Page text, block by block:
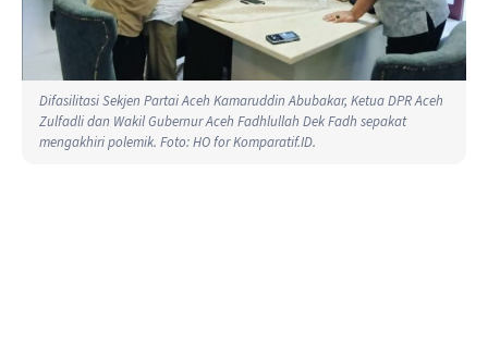
Difasilitasi Sekjen Partai Aceh Kamaruddin Abubakar, Ketua DPR Aceh
Zulfadli dan Wakil Gubernur Aceh Fadhlullah Dek Fadh sepakat
mengakhiri polemik. Foto: HO for Komparatif.ID.